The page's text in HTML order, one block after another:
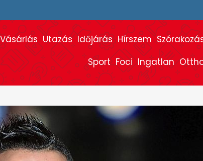
Vásárlás Utazás Időjárás Hírszem
Sport Foci Ingatlan